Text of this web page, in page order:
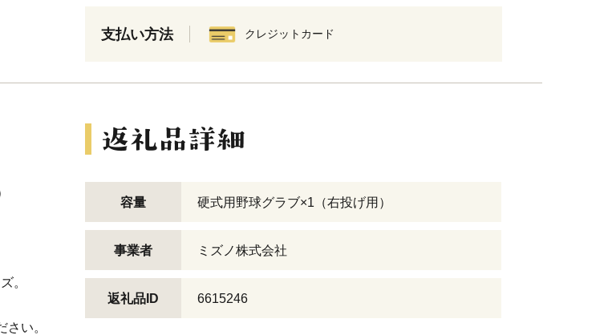
支払い方法 クレジットカード
。
い。
容量 硬式用野球グラブ×1（右投げ用）
事業者 ミズノ株式会社
返礼品ID 6615246